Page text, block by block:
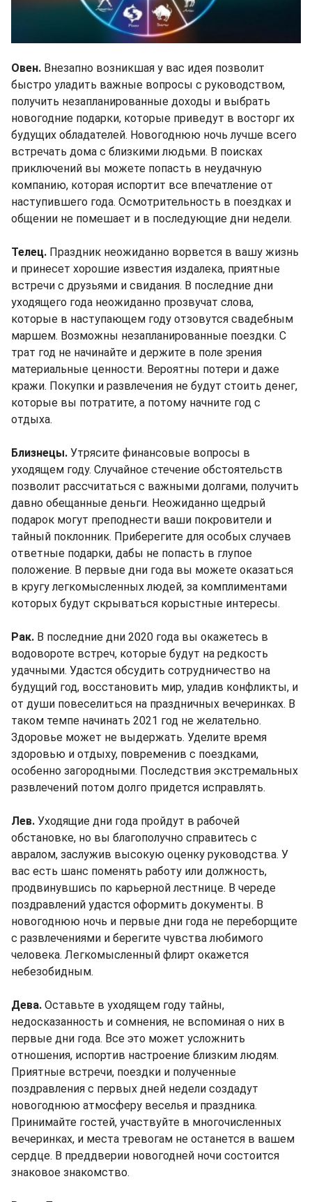
Овен. Внезапно возникшая у вас идея позволит
быстро уладить важные вопросы с руководством,
получить незапланированные доходы и выбрать
новогодние подарки, которые приведут в восторг их
будущих обладателей. Новогоднюю ночь лучше всего
встречать дома с близкими людьми. В поисках
приключений вы можете попасть в неудачную
компанию, которая испортит все впечатление от
наступившего года. Осмотрительность в поездках и
общении не помешает и в последующие дни недели.
Телец. Праздник неожиданно ворвется в вашу жизнь
и принесет хорошие известия издалека, приятные
встречи с друзьями и свидания. В последние дни
уходящего года неожиданно прозвучат слова,
которые в наступающем году отзовутся свадебным
маршем. Возможны незапланированные поездки. С
трат год не начинайте и держите в поле зрения
материальные ценности. Вероятны потери и даже
кражи. Покупки и развлечения не будут стоить денег,
которые вы потратите, а потому начните год с
отдыха.
Близнецы. Утрясите финансовые вопросы в
уходящем году. Случайное стечение обстоятельств
позволит рассчитаться с важными долгами, получить
давно обещанные деньги. Неожиданно щедрый
подарок могут преподнести ваши покровители и
тайный поклонник. Приберегите для особых случаев
ответные подарки, дабы не попасть в глупое
положение. В первые дни года вы можете оказаться
в кругу легкомысленных людей, за комплиментами
которых будут скрываться корыстные интересы.
Рак. В последние дни 2020 года вы окажетесь в
водовороте встреч, которые будут на редкость
удачными. Удастся обсудить сотрудничество на
будущий год, восстановить мир, уладив конфликты, и
от души повеселиться на праздничных вечеринках. В
таком темпе начинать 2021 год не желательно.
Здоровье может не выдержать. Уделите время
здоровью и отдыху, повременив с поездками,
особенно загородными. Последствия экстремальных
развлечений потом долго придется исправлять.
Лев. Уходящие дни года пройдут в рабочей
обстановке, но вы благополучно справитесь с
авралом, заслужив высокую оценку руководства. У
вас есть шанс поменять работу или должность,
продвинувшись по карьерной лестнице. В череде
поздравлений удастся оформить документы. В
новогоднюю ночь и первые дни года не переборщите
с развлечениями и берегите чувства любимого
человека. Легкомысленный флирт окажется
небезобидным.
Дева. Оставьте в уходящем году тайны,
недосказанность и сомнения, не вспоминая о них в
первые дни года. Все это может усложнить
отношения, испортив настроение близким людям.
Приятные встречи, поездки и полученные
поздравления с первых дней недели создадут
новогоднюю атмосферу веселья и праздника.
Принимайте гостей, участвуйте в многочисленных
вечеринках, и места тревогам не останется в вашем
сердце. В преддверии новогодней ночи состоится
знаковое знакомство.